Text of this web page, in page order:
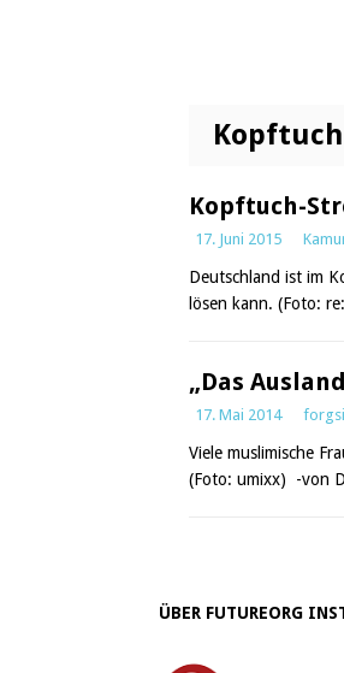
Kopftuch
Kopftuch-
17. Juni 2015
Deutschland ist im
lösen kann. (Foto:
„Das
17. Mai 2014
Viele muslimische
(Foto: umixx) -von
ÜBER FUTUREORG